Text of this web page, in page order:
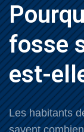
fosse
est-
Les habitants